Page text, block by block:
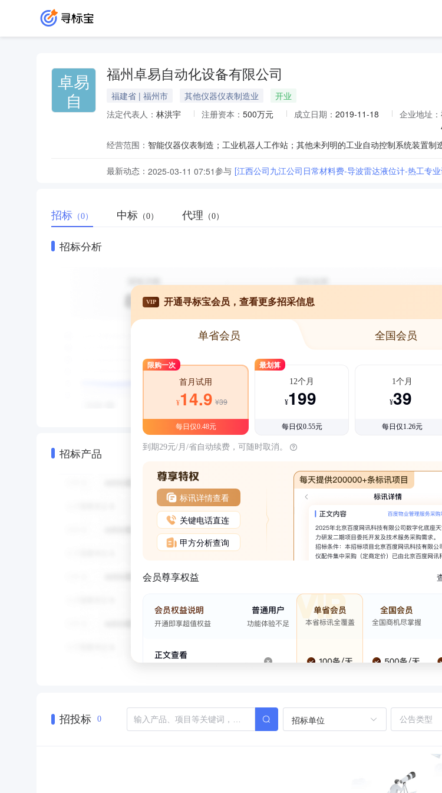
卓易
自
福州卓易自动化设备有限公司
福建省 | 福州市 其他仪器仪表制造业
开业
法定代表人： 林洪宇 注册资本： 500万元 成立日期： 2019-11-18 企业地址：
经营范围：
最新动态： 2025-03-11 07:51参与 [江西公司九江公司日常材料费-导波雷达液位计-热工专
招标 （0） 中标 （0） 代理 （0）
招标分析
招标产品
VIP 开通寻标宝会员，查看更多招采信息
单省会员 全国会员
限购一次
首月试用
¥14.9 ¥39
每日仅0.48元
最划算
12个月
¥199
每日仅0.55元
1个月
¥39
每日仅1.26元
到期29元/月/省自动续费，可随时取消。
标讯详情查看
关键电话直连
甲方分析查询
会员尊享权益
招投标 0 招标单位